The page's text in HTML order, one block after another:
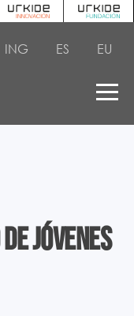
ING ES EU
jóvenes